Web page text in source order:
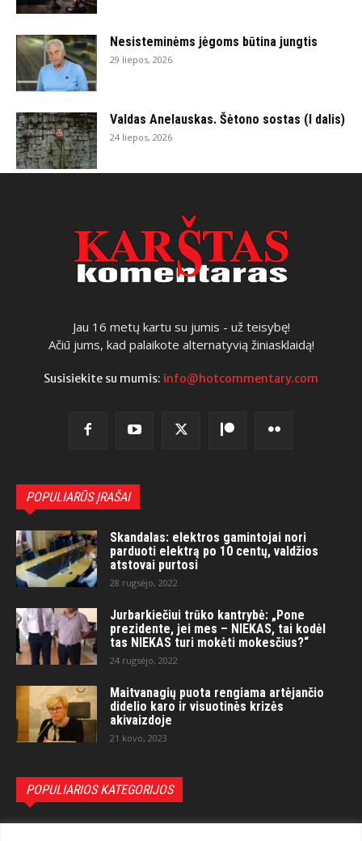
Nesisteminėms jėgoms būtina jungtis
29 liepos, 2026
Valdas Anelauskas. Šėtono sostas (I dalis)
24 liepos, 2026
Jau 16 metų kartu su jumis - už teisybę!
Ačiū jums, kad palaikote alternatyvią žiniasklaidą!
Susisiekite su mumis: info@hotcommentary.com
POPULIARŪS ĮRAŠAI
Skandalas: elektros gamintojai nori
parduoti elektrą po 10 centų, valdžios
atstovai purtosi
28 rugsėjo, 2022
Jurbarkiečiui trūko kantrybė: „Pone
prezidente, jei mes – NIEKAS, tai kodėl
tas NIEKAS turi mokėti mokesčius?“
24 rugsėjo, 2022
Maitvanagių puota rengiama artėjančio
didelio karo ir visuotinės krizės
akivaizdoje
21 kovo, 2023
POPULIARIOS KATEGORIJOS